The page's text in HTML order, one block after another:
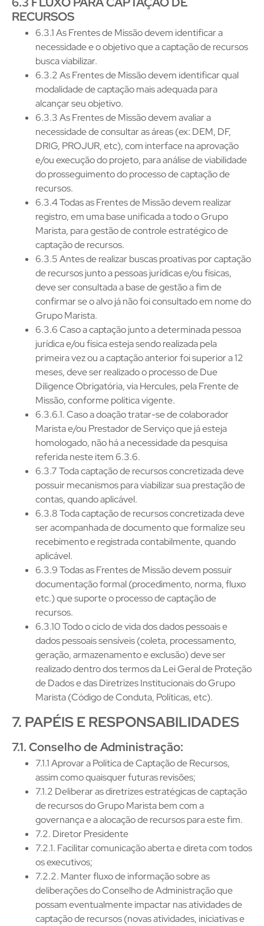
RECURSOS
6.3.1 As Frentes de Missão devem identificar a
necessidade e o objetivo que a captação de recursos
busca viabilizar.
6.3.2 As Frentes de Missão devem identificar qual
modalidade de captação mais adequada para
alcançar seu objetivo.
6.3.3 As Frentes de Missão devem avaliar a
necessidade de consultar as áreas (ex: DEM, DF,
DRIG, PROJUR, etc), com interface na aprovação
e/ou execução do projeto, para análise de viabilidade
do prosseguimento do processo de captação de
recursos.
6.3.4 Todas as Frentes de Missão devem realizar
registro, em uma base unificada a todo o Grupo
Marista, para gestão de controle estratégico de
captação de recursos.
6.3.5 Antes de realizar buscas proativas por captação
de recursos junto a pessoas jurídicas e/ou físicas,
deve ser consultada a base de gestão a fim de
confirmar se o alvo já não foi consultado em nome do
Grupo Marista.
6.3.6 Caso a captação junto a determinada pessoa
jurídica e/ou física esteja sendo realizada pela
primeira vez ou a captação anterior foi superior a 12
meses, deve ser realizado o processo de Due
Diligence Obrigatória, via Hercules, pela Frente de
Missão, conforme política vigente.
6.3.6.1. Caso a doação tratar-se de colaborador
Marista e/ou Prestador de Serviço que já esteja
homologado, não há a necessidade da pesquisa
referida neste item 6.3.6.
6.3.7 Toda captação de recursos concretizada deve
possuir mecanismos para viabilizar sua prestação de
contas, quando aplicável.
6.3.8 Toda captação de recursos concretizada deve
ser acompanhada de documento que formalize seu
recebimento e registrada contabilmente, quando
aplicável.
6.3.9 Todas as Frentes de Missão devem possuir
documentação formal (procedimento, norma, fluxo
etc.) que suporte o processo de captação de
recursos.
6.3.10 Todo o ciclo de vida dos dados pessoais e
dados pessoais sensíveis (coleta, processamento,
geração, armazenamento e exclusão) deve ser
realizado dentro dos termos da Lei Geral de Proteção
de Dados e das Diretrizes Institucionais do Grupo
Marista (Código de Conduta, Políticas, etc).
7. PAPÉIS E RESPONSABILIDADES
7.1. Conselho de Administração:
7.1.1 Aprovar a Política de Captação de Recursos,
assim como quaisquer futuras revisões;
7.1.2 Deliberar as diretrizes estratégicas de captação
de recursos do Grupo Marista bem com a
governança e a alocação de recursos para este fim.
7.2. Diretor Presidente
7.2.1. Facilitar comunicação aberta e direta com todos
os executivos;
7.2.2. Manter fluxo de informação sobre as
deliberações do Conselho de Administração que
possam eventualmente impactar nas atividades de
captação de recursos (novas atividades, iniciativas e